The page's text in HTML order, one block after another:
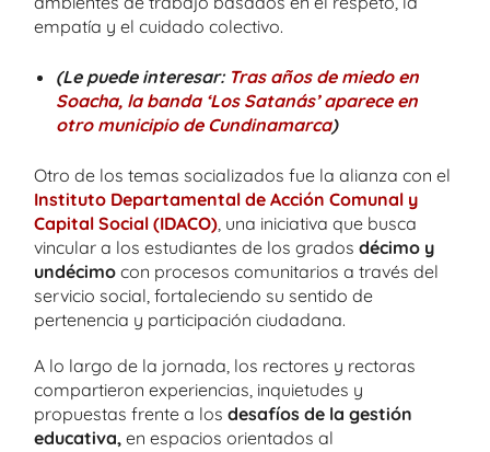
empatía y el cuidado colectivo.
(Le puede interesar: Tras años de miedo en
Soacha, la banda ‘Los Satanás’ aparece en
otro municipio de Cundinamarca)
Otro de los temas socializados fue la alianza con el
Instituto Departamental de Acción Comunal y
Capital Social (IDACO), una iniciativa que busca
vincular a los estudiantes de los grados décimo y
undécimo con procesos comunitarios a través del
servicio social, fortaleciendo su sentido de
pertenencia y participación ciudadana.
A lo largo de la jornada, los rectores y rectoras
compartieron experiencias, inquietudes y
propuestas frente a los desafíos de la gestión
educativa, en espacios orientados al